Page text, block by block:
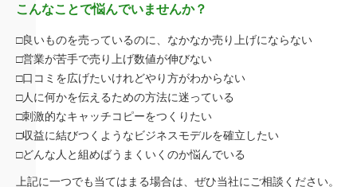
こんなことで悩んでいませんか？
□良いものを売っているのに、なかなか売り上げにならない
□営業が苦手で売り上げ数値が伸びない
□口コミを広げたいけれどやり方がわからない
□人に何かを伝えるための方法に迷っている
□刺激的なキャッチコピーをつくりたい
□収益に結びつくようなビジネスモデルを確立したい
□どんな人と組めばうまくいくのか悩んでいる
上記に一つでも当てはまる場合は、ぜひ当社にご相談ください。